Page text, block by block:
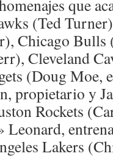
que
(Ted
Chicago Bulls
Cleveland
(Doug Moe,
propietario y
Rockets
Leonard,
Lakers